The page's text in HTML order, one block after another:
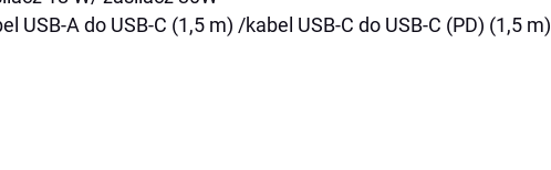
USB-A do USB-C (1,5 m) /kabel USB-C do USB-C (PD) (1,5 m)